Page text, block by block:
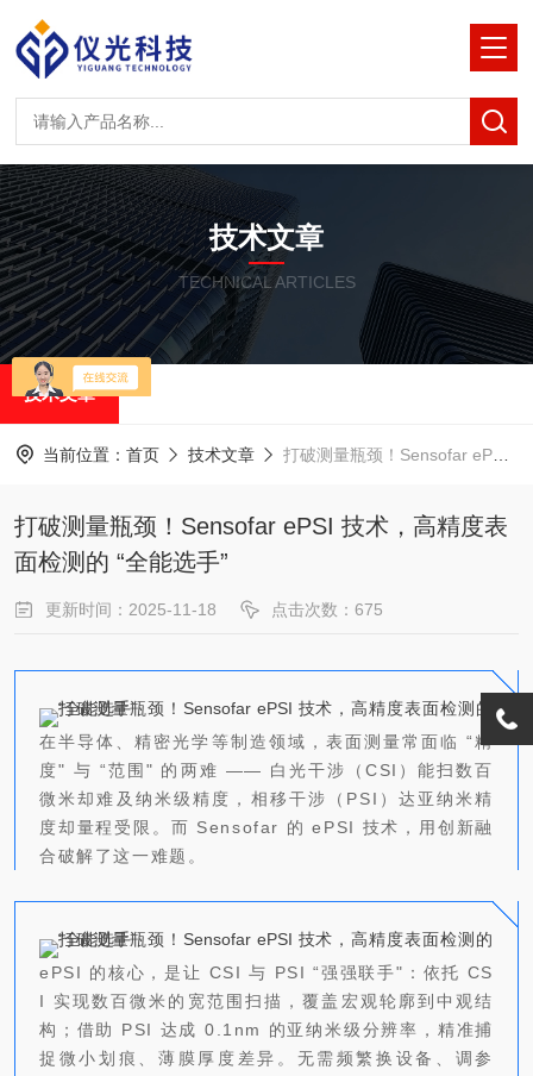
技术文章
TECHNICAL ARTICLES
技术文章
当前位置： 首页 技术文章 打破测量瓶颈！Sensofar ePSI 技术，高精度表面检测的 “全能选手”
打破测量瓶颈！Sensofar ePSI 技术，高精度表
面检测的 “全能选手”
更新时间：2025-11-18 点击次数：675
在半导体、精密光学等制造领域，表面测量常面临 “精
度" 与 “范围" 的两难 —— 白光干涉（CSI）能扫数百
微米却难及纳米级精度，相移干涉（PSI）达亚纳米精
度却量程受限。而 Sensofar 的 ePSI 技术，用创新融
合破解了这一难题。
ePSI 的核心，是让 CSI 与 PSI “强强联手"：依托 CS
I 实现数百微米的宽范围扫描，覆盖宏观轮廓到中观结
构；借助 PSI 达成 0.1nm 的亚纳米级分辨率，精准捕
捉微小划痕、薄膜厚度差异。无需频繁换设备、调参